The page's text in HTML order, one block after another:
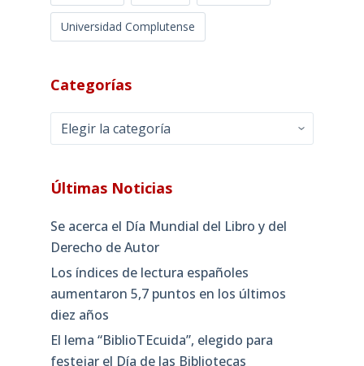
Universidad Complutense
Categorías
Categorías
Últimas Noticias
Se acerca el Día Mundial del Libro y del
Derecho de Autor
Los índices de lectura españoles
aumentaron 5,7 puntos en los últimos
diez años
El lema “BiblioTEcuida”, elegido para
festejar el Día de las Bibliotecas